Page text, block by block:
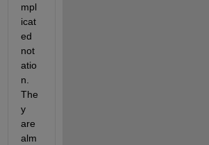
mpl
icat
ed
not
atio
n.
The
y
are
alm